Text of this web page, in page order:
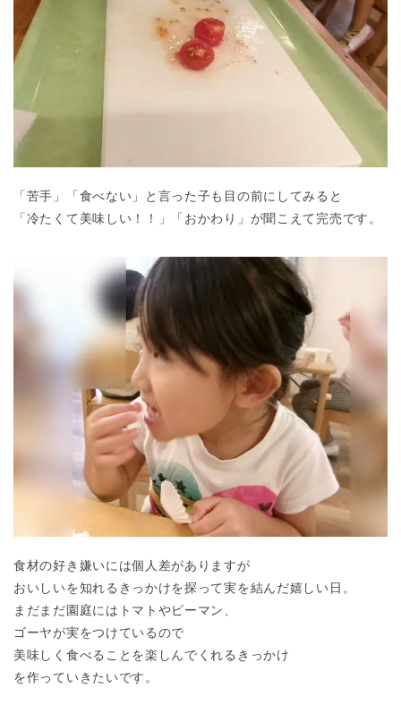
千葉県 全域
埼玉県 埼玉県 全域
兵庫県 兵庫県 全域
「苦手」「食べない」と言った子も目の前にしてみると
「冷たくて美味しい！！」「おかわり」が聞こえて完売です。
食材の好き嫌いには個人差がありますが
おいしいを知れるきっかけを探って実を結んだ嬉しい日。
まだまだ園庭にはトマトやピーマン、
ゴーヤが実をつけているので
美味しく食べることを楽しんでくれるきっかけ
を作っていきたいです。